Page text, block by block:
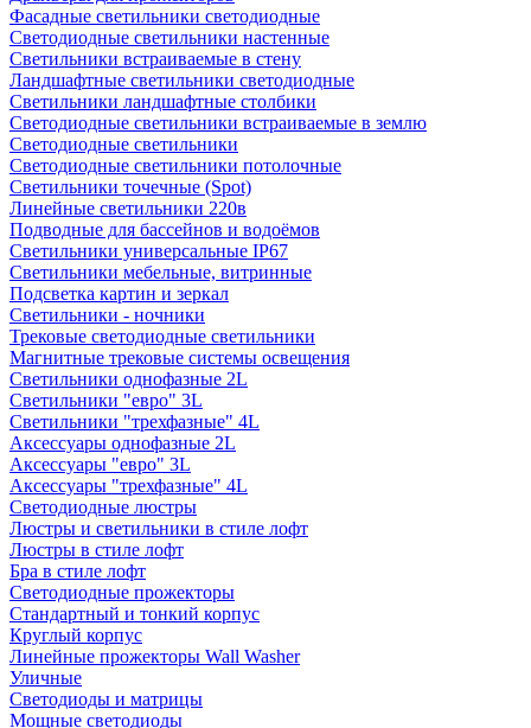
Фасадные светильники светодиодные
Светодиодные светильники настенные
Светильники встраиваемые в стену
Ландшафтные светильники светодиодные
Светильники ландшафтные столбики
Светодиодные светильники встраиваемые в землю
Светодиодные светильники
Светодиодные светильники потолочные
Светильники точечные (Spot)
Линейные светильники 220в
Подводные для бассейнов и водоёмов
Светильники универсальные IP67
Светильники мебельные, витринные
Подсветка картин и зеркал
Светильники - ночники
Трековые светодиодные светильники
Магнитные трековые системы освещения
Светильники однофазные 2L
Светильники "евро" 3L
Светильники "трехфазные" 4L
Аксессуары однофазные 2L
Аксессуары "евро" 3L
Аксессуары "трехфазные" 4L
Светодиодные люстры
Люстры и светильники в стиле лофт
Люстры в стиле лофт
Бра в стиле лофт
Светодиодные прожекторы
Стандартный и тонкий корпус
Круглый корпус
Линейные прожекторы Wall Washer
Уличные
Светодиоды и матрицы
Мощные светодиоды